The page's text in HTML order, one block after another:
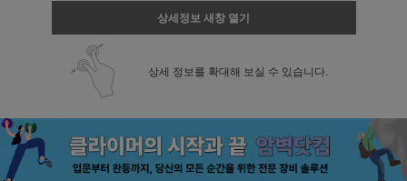
상세정보 새창 열기
상세 정보를 확대해 보실 수 있습니다.